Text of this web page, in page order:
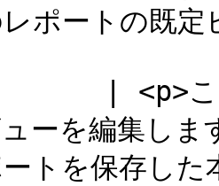
ポートの既
| <p>この
ーを編集し
ートを保存し